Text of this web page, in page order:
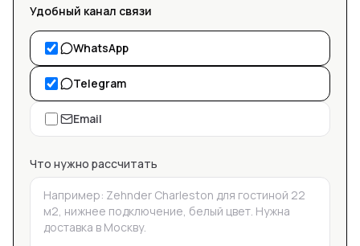
Удобный канал связи
WhatsApp
Telegram
Email
Что нужно рассчитать